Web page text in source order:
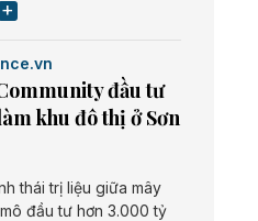
đầu tư
khu đô thị ở Sơn
thái trị liệu giữa mây
đầu tư hơn 3.000 tỷ